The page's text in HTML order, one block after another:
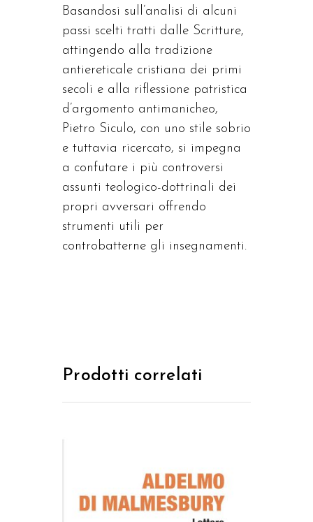
Basandosi sull’analisi di alcuni
passi scelti tratti dalle Scritture,
attingendo alla tradizione
antiereticale cristiana dei primi
secoli e alla riflessione patristica
d’argomento antimanicheo,
Pietro Siculo, con uno stile sobrio
e tuttavia ricercato, si impegna
a confutare i più controversi
assunti teologico-dottrinali dei
propri avversari offrendo
strumenti utili per
controbatterne gli insegnamenti.
Prodotti correlati